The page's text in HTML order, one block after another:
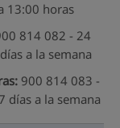
13:00 horas
814 082 - 24
a la semana
900 814 083 -
días a la semana